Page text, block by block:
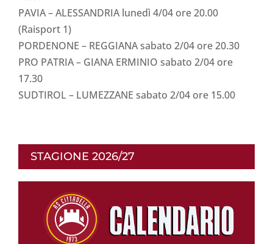
PAVIA – ALESSANDRIA lunedì 4/04 ore 20.00
(Raisport 1)
PORDENONE – REGGIANA sabato 2/04 ore 20.30
PRO PATRIA – GIANA ERMINIO sabato 2/04 ore
17.30
SUDTIROL – LUMEZZANE sabato 2/04 ore 15.00
STAGIONE 2026/27